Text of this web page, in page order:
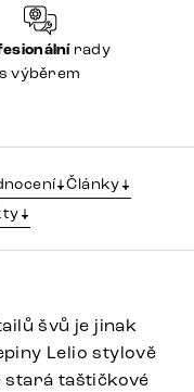
rady
s výběrem
Články
švů je jinak
Lelio stylově
stará taštičkové